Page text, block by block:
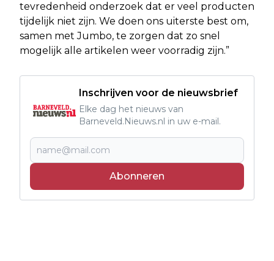
tevredenheid onderzoek dat er veel producten
tijdelijk niet zijn. We doen ons uiterste best om,
samen met Jumbo, te zorgen dat zo snel
mogelijk alle artikelen weer voorradig zijn.”
Inschrijven voor de nieuwsbrief
Elke dag het nieuws van
Barneveld.Nieuws.nl in uw e-mail.
Abonneren